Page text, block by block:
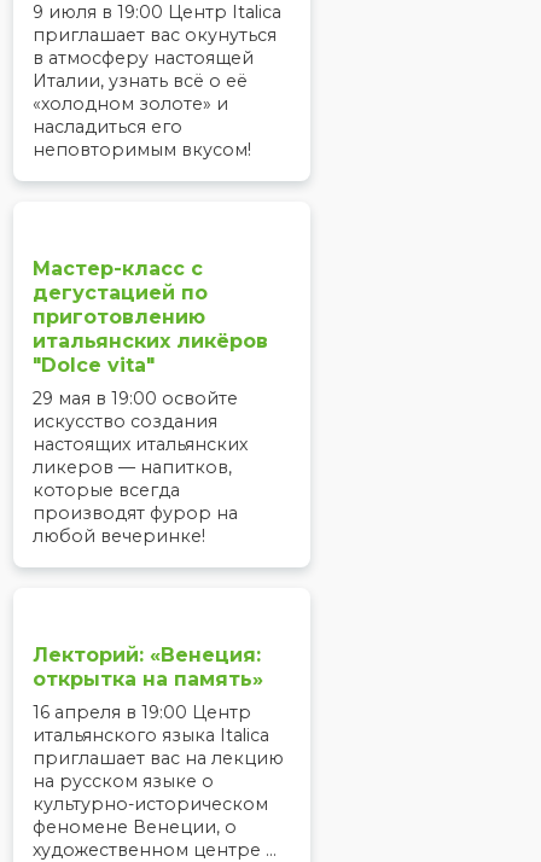
9 июля в 19:00 Центр Italica
приглашает вас окунуться
в атмосферу настоящей
Италии, узнать всё о её
«холодном золоте» и
насладиться его
неповторимым вкусом!
Мастер-класс с
дегустацией по
приготовлению
итальянских ликёров
"Dolce vita"
29 мая в 19:00 освойте
искусство создания
настоящих итальянских
ликеров — напитков,
которые всегда
производят фурор на
любой вечеринке!
Лекторий: «Венеция:
открытка на память»
16 апреля в 19:00 Центр
итальянского языка Italica
приглашает вас на лекцию
на русском языке о
культурно-историческом
феномене Венеции, о
художественном центре ...